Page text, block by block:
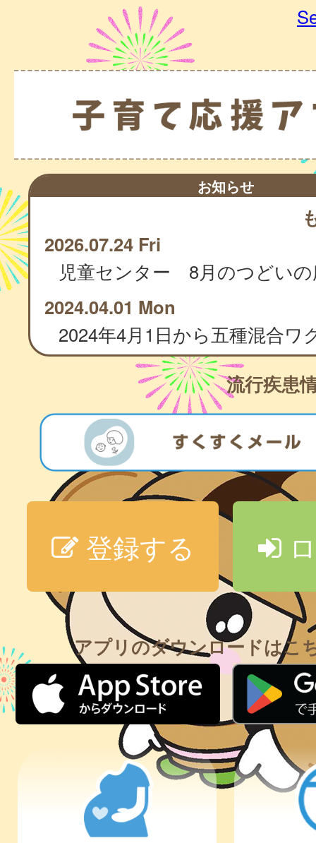
お知らせ
2026.07.24 Fri
児童センター 8月のつどいの
2024.04.01 Mon
流行疾患
登録する
アプリのダウンロードはこ